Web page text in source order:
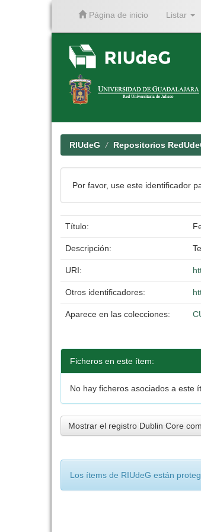
Página de inicio Listar
RIUdeG Repositorios
Por favor, use este identificador
Título:
Descripción:
URI:
Otros identificadores:
Aparece en las colecciones:
Ficheros en este ítem:
No hay ficheros asociados a este
Mostrar el registro Dublin Core
Los ítems de RIUdeG están